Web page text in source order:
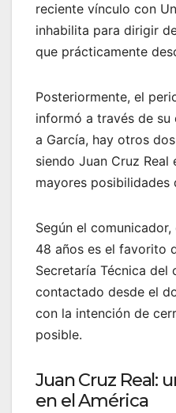
reciente vínculo con
inhabilita para dirigir
que prácticamente
Posteriormente, el
informó a través de su
a García, hay otros
siendo Juan Cruz Real
mayores posibilidades
Según el
48 años es el favorito
Secretaría Técnica del
contactado desde el
con la intención de
posible.
Juan Cruz Real:
en el América